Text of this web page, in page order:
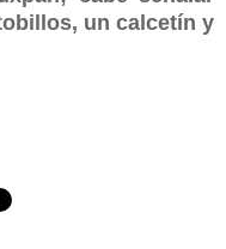
un calcetín y